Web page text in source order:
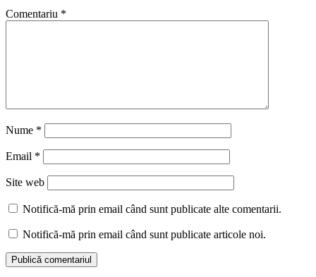
Comentariu *
Nume *
Email *
Site web
Notifică-mă prin email când sunt publicate alte comentarii.
Notifică-mă prin email când sunt publicate articole noi.